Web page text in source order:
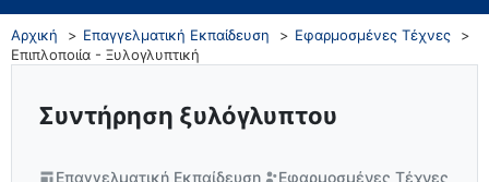
Αρχική Επαγγελματική Εκπαίδευση
Εφαρμοσμένες Τέχνες
Επιπλοποιία - Ξυλογλυπτική
Συντήρηση ξυλόγλυπτου
Επαγγελματική Εκπαίδευση
Εφαρμοσμένες Τέχνες